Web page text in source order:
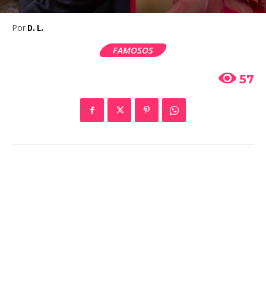
Por D. L.
FAMOSOS
57